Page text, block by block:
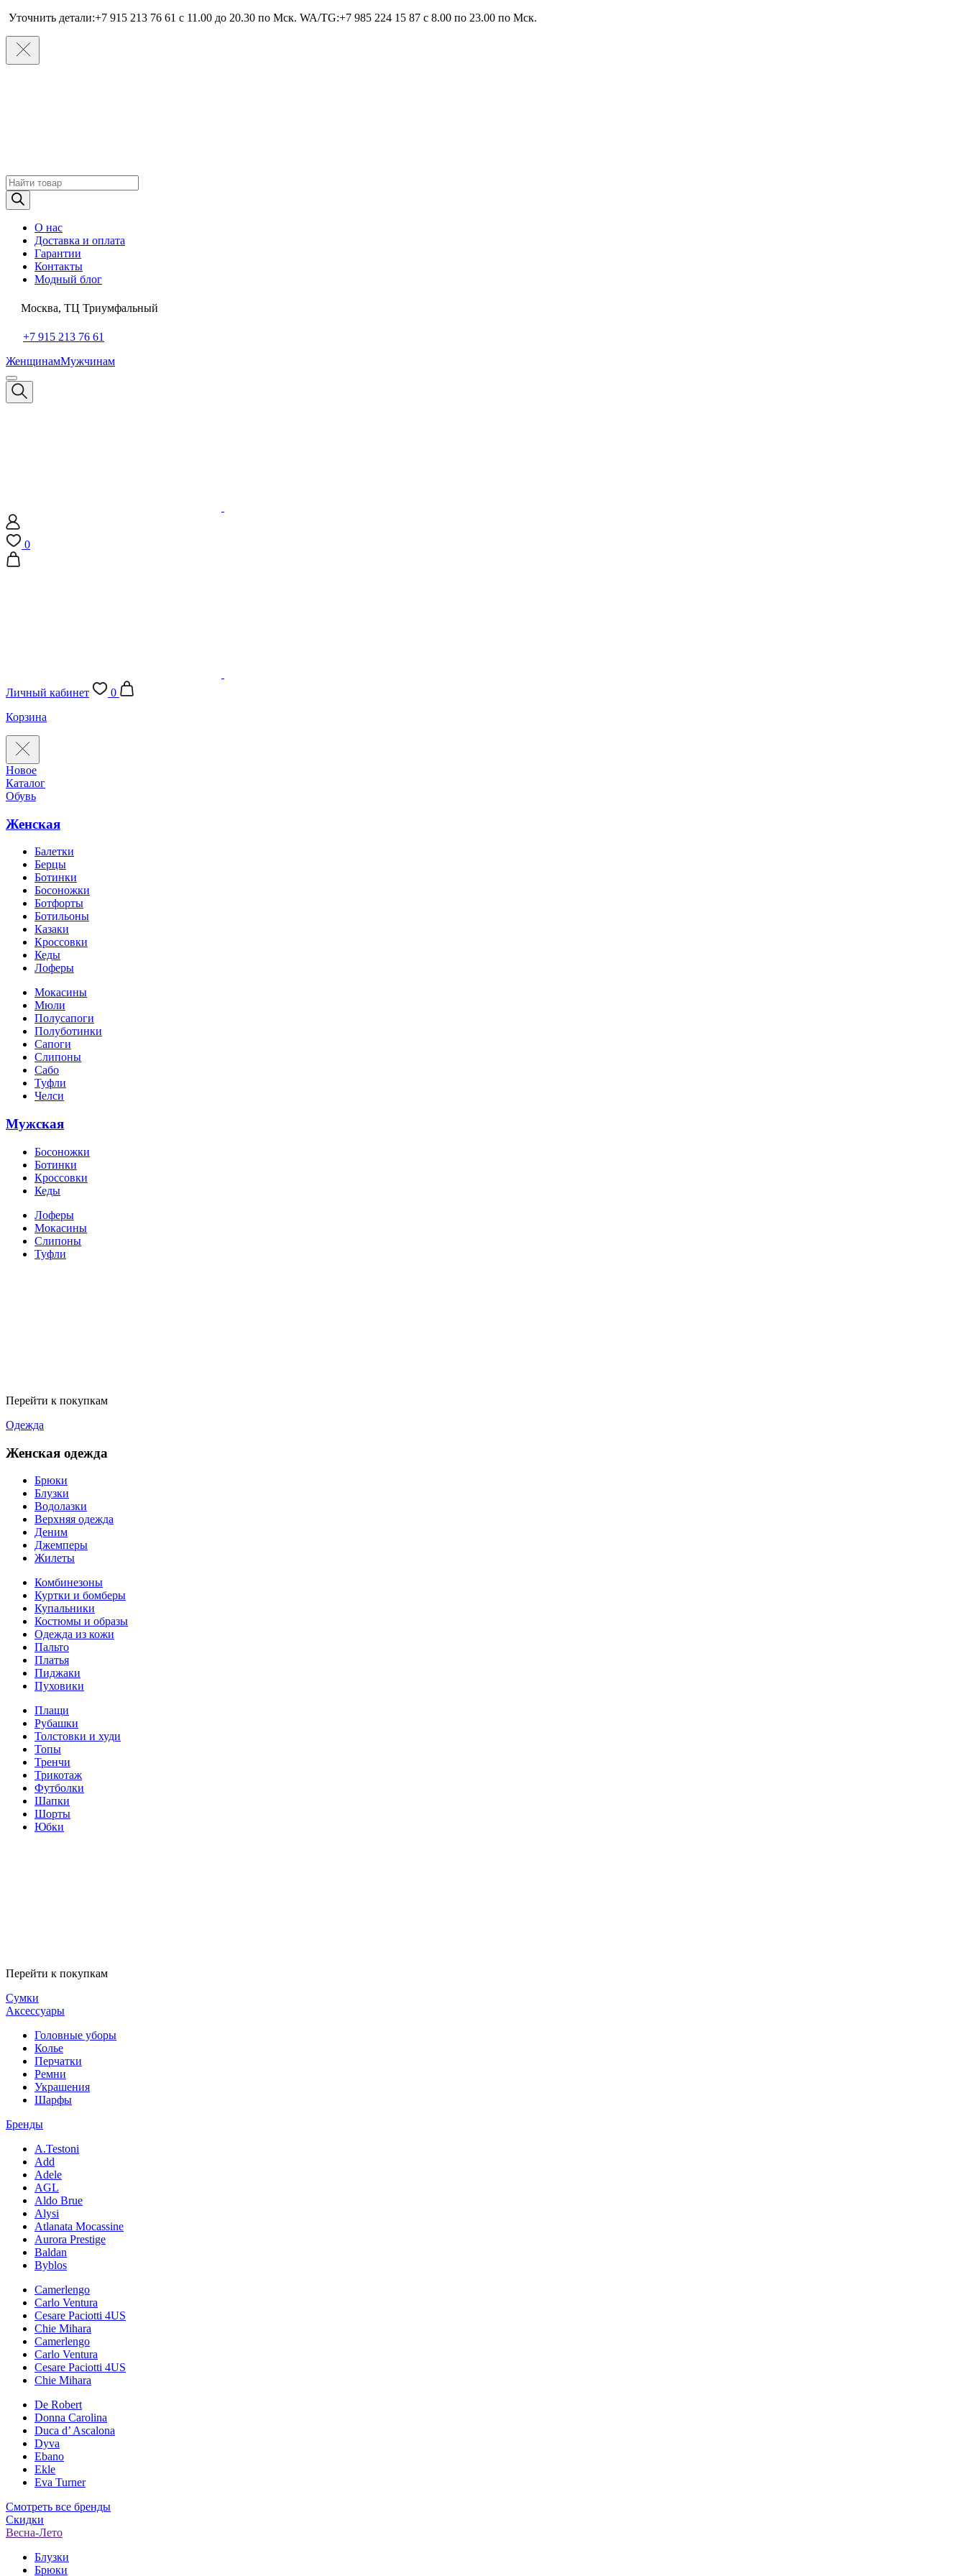
Уточнить детали:+7 915 213 76 61 c 11.00 до 20.30 по Мcк. WA/TG:+7 985 224 15 87 c 8.00 по 23.00 по Мcк.
Поиск
товаров
О нас
Доставка и оплата
Гарантии
Контакты
Модный блог
Москва, ТЦ Триумфальный
+7 915 213 76 61
ЖенщинамМужчинам
0
Личный кабинет
0
Корзина
Новое
Каталог
Обувь
Женская
Балетки
Берцы
Ботинки
Босоножки
Ботфорты
Ботильоны
Казаки
Кроссовки
Кеды
Лоферы
Мокасины
Мюли
Полусапоги
Полуботинки
Сапоги
Слипоны
Сабо
Туфли
Челси
Мужская
Босоножки
Ботинки
Кроссовки
Кеды
Лоферы
Мокасины
Слипоны
Туфли
Перейти к покупкам
Одежда
Женская одежда
Брюки
Блузки
Водолазки
Верхняя одежда
Деним
Джемперы
Жилеты
Комбинезоны
Куртки и бомберы
Купальники
Костюмы и образы
Одежда из кожи
Пальто
Платья
Пиджаки
Пуховики
Плащи
Рубашки
Толстовки и худи
Топы
Тренчи
Трикотаж
Футболки
Шапки
Шорты
Юбки
Перейти к покупкам
Сумки
Аксессуары
Головные уборы
Колье
Перчатки
Ремни
Украшения
Шарфы
Бренды
A.Testoni
Add
Adele
AGL
Aldo Brue
Alysi
Atlanata Mocassine
Aurora Prestige
Baldan
Byblos
Camerlengo
Carlo Ventura
Cesare Paciotti 4US
Chie Mihara
Camerlengo
Carlo Ventura
Cesare Paciotti 4US
Chie Mihara
De Robert
Donna Carolina
Duca d’ Ascalona
Dyva
Ebano
Ekle
Eva Turner
Смотреть все бренды
Скидки
Весна-Лето
Блузки
Брюки